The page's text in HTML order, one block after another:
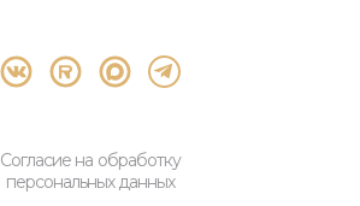
Согласие на обработку
персональных данных